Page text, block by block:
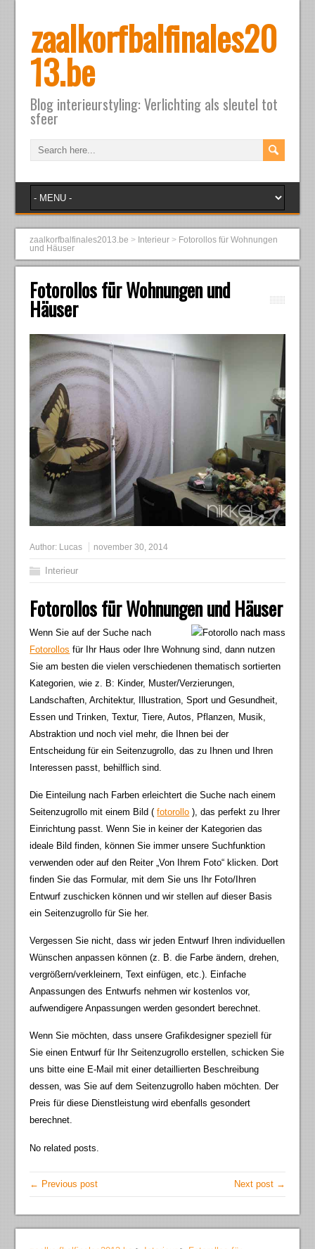
zaalkorfbalfinales20
13.be
Blog interieurstyling: Verlichting als sleutel tot
sfeer
zaalkorfbalfinales2013.be > Interieur > Fotorollos für Wohnungen
und Häuser
Fotorollos für Wohnungen und
Häuser
Author: Lucas november 30, 2014
Interieur
Fotorollos für Wohnungen und Häuser
Wenn Sie auf der Suche nach
Fotorollos für Ihr Haus oder Ihre Wohnung sind, dann nutzen
Sie am besten die vielen verschiedenen thematisch sortierten
Kategorien, wie z. B: Kinder, Muster/Verzierungen,
Landschaften, Architektur, Illustration, Sport und Gesundheit,
Essen und Trinken, Textur, Tiere, Autos, Pflanzen, Musik,
Abstraktion und noch viel mehr, die Ihnen bei der
Entscheidung für ein Seitenzugrollo, das zu Ihnen und Ihren
Interessen passt, behilflich sind.
Die Einteilung nach Farben erleichtert die Suche nach einem
Seitenzugrollo mit einem Bild (fotorollo ), das perfekt zu Ihrer
Einrichtung passt. Wenn Sie in keiner der Kategorien das
ideale Bild finden, können Sie immer unsere Suchfunktion
verwenden oder auf den Reiter „Von Ihrem Foto“ klicken. Dort
finden Sie das Formular, mit dem Sie uns Ihr Foto/Ihren
Entwurf zuschicken können und wir stellen auf dieser Basis
ein Seitenzugrollo für Sie her.
Vergessen Sie nicht, dass wir jeden Entwurf Ihren individuellen
Wünschen anpassen können (z. B. die Farbe ändern, drehen,
vergrößern/verkleinern, Text einfügen, etc.). Einfache
Anpassungen des Entwurfs nehmen wir kostenlos vor,
aufwendigere Anpassungen werden gesondert berechnet.
Wenn Sie möchten, dass unsere Grafikdesigner speziell für
Sie einen Entwurf für Ihr Seitenzugrollo erstellen, schicken Sie
uns bitte eine E-Mail mit einer detaillierten Beschreibung
dessen, was Sie auf dem Seitenzugrollo haben möchten. Der
Preis für diese Dienstleistung wird ebenfalls gesondert
berechnet.
No related posts.
← Previous post Next post →